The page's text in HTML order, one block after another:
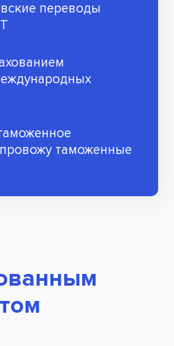
переводы
таможенные